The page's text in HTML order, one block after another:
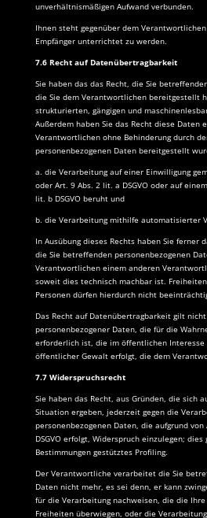
unverhältnismäßigen Aufwand verbunden.
Ihnen steht gegenüber dem
Empfänger unterrichtet zu werden.
7.6 Recht auf Datenübertragbarkeit
Sie haben das das Recht, die Sie
die Sie dem Verantwortlichen bereitgestellt
strukturierten, gängigen und
Außerdem haben Sie das Recht diese Daten
Verantwortlichen ohne Behinderung durch
personenbezogenen Daten bereitgestellt
a. die Verarbeitung auf einer Einwilligung
oder Art. 9 Abs. 2 lit. a DSGVO oder auf
lit. b DSGVO beruht und
b. die Verarbeitung mithilfe automatisierter
In Ausübung dieses Rechts haben Sie ferner
die Sie betreffenden personenbezogenen
Verantwortlichen einem anderen
soweit dies technisch machbar ist.
Personen dürfen hierdurch nicht
Das Recht auf Datenübertragbarkeit gilt
personenbezogener Daten, die für die
erforderlich ist, die im öffentlichen Interesse
öffentlicher Gewalt erfolgt, die dem
7.7 Widerspruchsrecht
Sie haben das Recht, aus Gründen, die sich
Situation ergeben, jederzeit gegen die
personenbezogenen Daten, die aufgrund
DSGVO erfolgt, Widerspruch einzulegen;
Bestimmungen gestütztes Profiling.
Der Verantwortliche verarbeitet die Sie
Daten nicht mehr, es sei denn, er kann
für die Verarbeitung nachweisen, die die
Freiheiten überwiegen, oder die